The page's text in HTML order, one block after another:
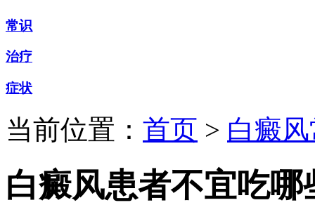
常识
治疗
症状
当前位置： 首页 > 白癜
白癜风患者不宜吃哪